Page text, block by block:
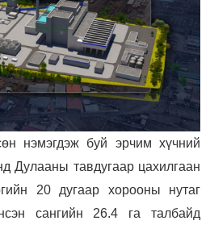
нэмэгдэж буй эрчим хүчний
Дулааны тавдугаар цахилгаан
20 дугаар хорооны нутаг
сангийн 26.4 га талбайд